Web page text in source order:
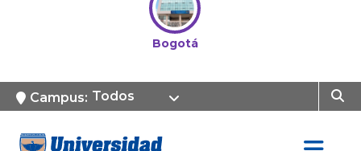
Bogotá
Campus: Todos